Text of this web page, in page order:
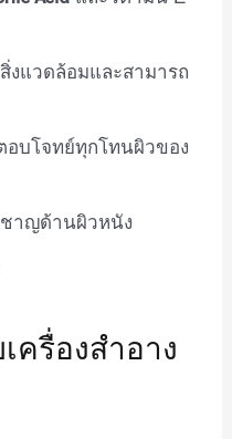
แวดล้อมและสามารถ
อบโจทย์ทุกโทนผิวของ
าญด้านผิวหนัง
ครื่องสำอาง